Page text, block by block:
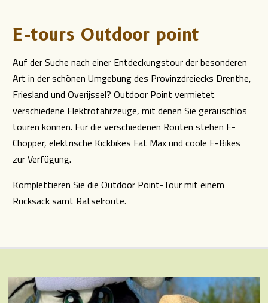
E-tours Outdoor point
Auf der Suche nach einer Entdeckungstour der besonderen
Art in der schönen Umgebung des Provinzdreiecks Drenthe,
Friesland und Overijssel? Outdoor Point vermietet
verschiedene Elektrofahrzeuge, mit denen Sie geräuschlos
touren können. Für die verschiedenen Routen stehen E-
Chopper, elektrische Kickbikes Fat Max und coole E-Bikes
zur Verfügung.
Komplettieren Sie die Outdoor Point-Tour mit einem
Rucksack samt Rätselroute.